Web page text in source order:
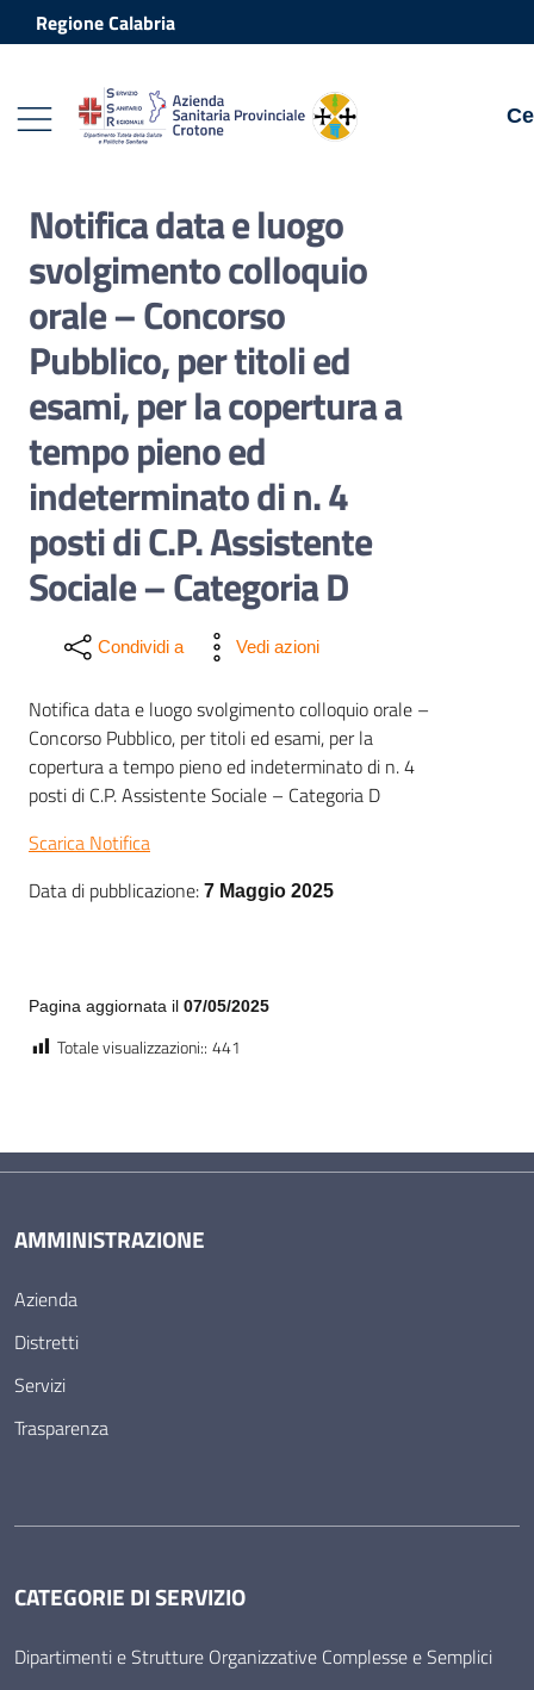
Vai ai contenuti
Vai al footer
Regione Calabria
Notifica data e luogo
svolgimento colloquio
orale – Concorso
Pubblico, per titoli ed
esami, per la copertura a
tempo pieno ed
indeterminato di n. 4
posti di C.P. Assistente
Sociale – Categoria D
Condividi a Vedi azioni
Notifica data e luogo svolgimento colloquio orale –
Concorso Pubblico, per titoli ed esami, per la
copertura a tempo pieno ed indeterminato di n. 4
posti di C.P. Assistente Sociale – Categoria D
Scarica Notifica
Data di pubblicazione: 7 Maggio 2025
Pagina aggiornata il 07/05/2025
Totale visualizzazioni:: 441
AMMINISTRAZIONE
Azienda
Distretti
Servizi
Trasparenza
CATEGORIE DI SERVIZIO
Dipartimenti e Strutture Organizzative Complesse e Semplici